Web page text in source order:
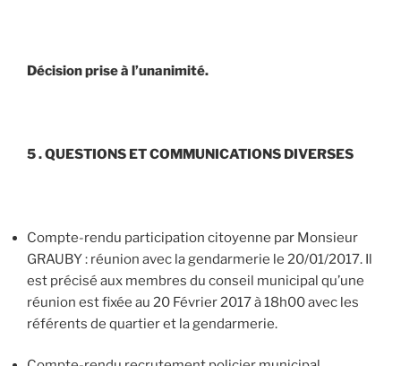
Décision prise à l’unanimité.
5 . QUESTIONS ET COMMUNICATIONS DIVERSES
Compte-rendu participation citoyenne par Monsieur
GRAUBY : réunion avec la gendarmerie le 20/01/2017. Il
est précisé aux membres du conseil municipal qu’une
réunion est fixée au 20 Février 2017 à 18h00 avec les
référents de quartier et la gendarmerie.